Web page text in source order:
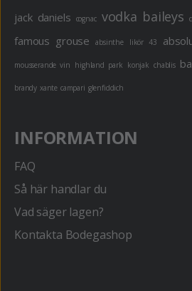
jack daniels cognac vodka baileys
famous grouse absinthe likör 43
mousserande vin highland park konjak chablis
brandy xante campari glenfiddich
INFORMATION
FAQ
Så här handlar du
Vad säger lagen?
Kontakta Bodegashop